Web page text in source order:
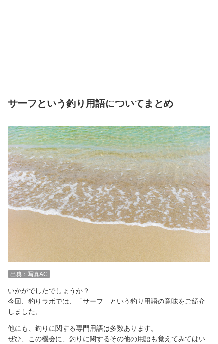
サーフという釣り用語についてまとめ
出典：写真AC
いかがでしたでしょうか？
今回、釣りラボでは、「サーフ」という釣り用語の意味をご紹介
しました。
他にも、釣りに関する専門用語は多数あります。
ぜひ、この機会に、釣りに関するその他の用語も覚えてみてはい